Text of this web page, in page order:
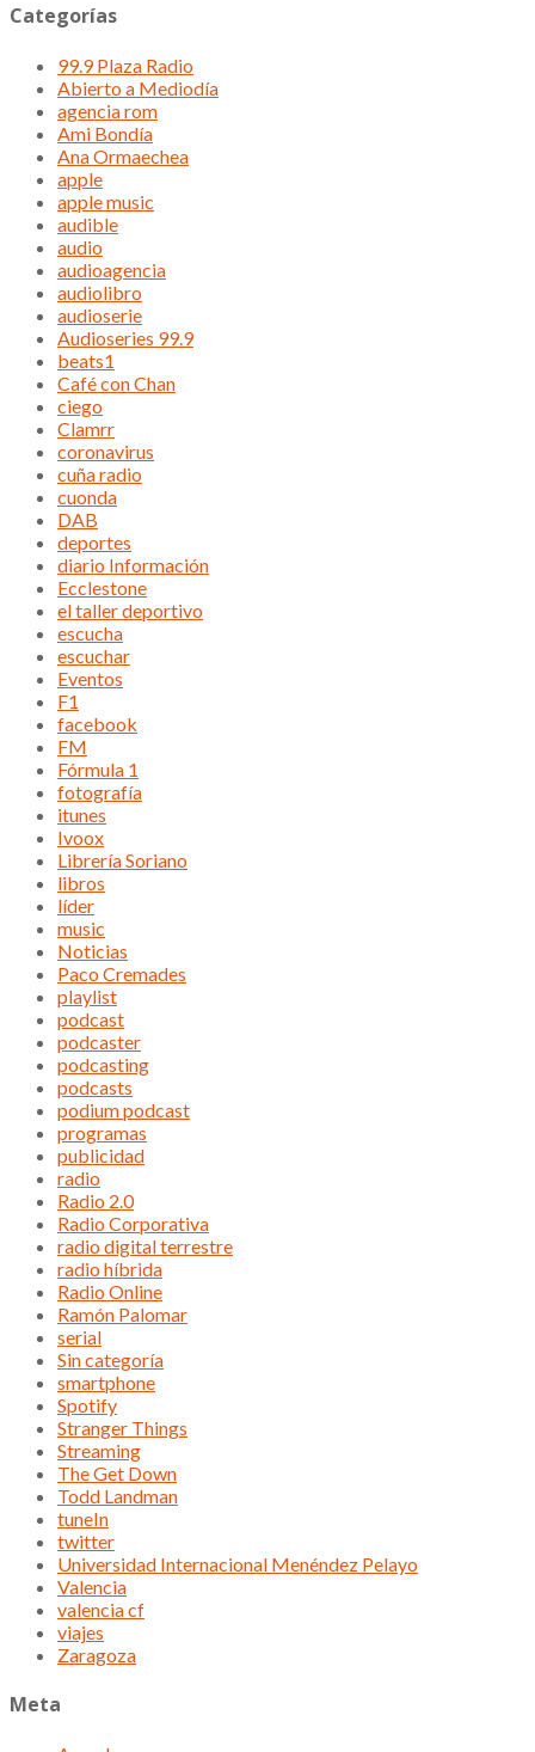
Categorías
99.9 Plaza Radio
Abierto a Mediodía
agencia rom
Ami Bondía
Ana Ormaechea
apple
apple music
audible
audio
audioagencia
audiolibro
audioserie
Audioseries 99.9
beats1
Café con Chan
ciego
Clamrr
coronavirus
cuña radio
cuonda
DAB
deportes
diario Información
Ecclestone
el taller deportivo
escucha
escuchar
Eventos
F1
facebook
FM
Fórmula 1
fotografía
itunes
Ivoox
Librería Soriano
libros
líder
music
Noticias
Paco Cremades
playlist
podcast
podcaster
podcasting
podcasts
podium podcast
programas
publicidad
radio
Radio 2.0
Radio Corporativa
radio digital terrestre
radio híbrida
Radio Online
Ramón Palomar
serial
Sin categoría
smartphone
Spotify
Stranger Things
Streaming
The Get Down
Todd Landman
tuneIn
twitter
Universidad Internacional Menéndez Pelayo
Valencia
valencia cf
viajes
Zaragoza
Meta